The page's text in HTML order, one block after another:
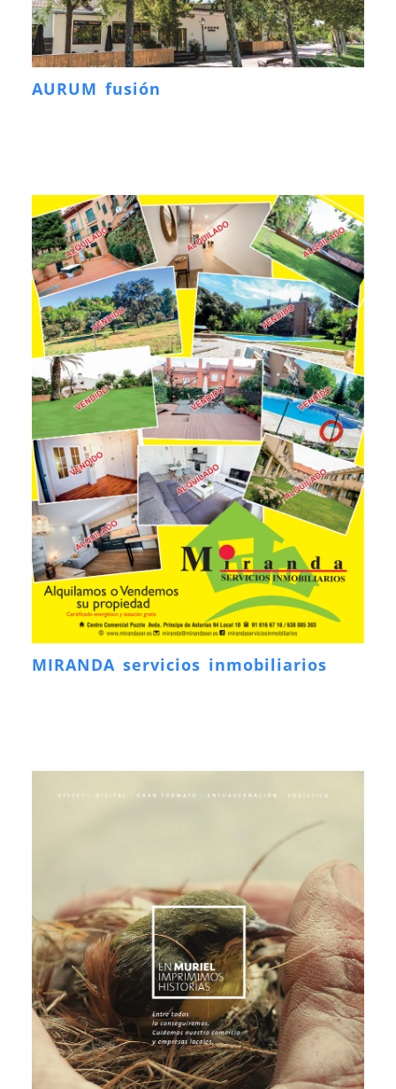
AURUM fusión
MIRANDA servicios inmobiliarios